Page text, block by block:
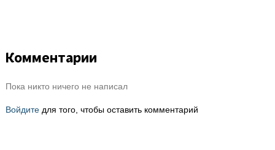
Комментарии
Пока никто ничего не написал
Войдитедля того, чтобы оставить комментарий